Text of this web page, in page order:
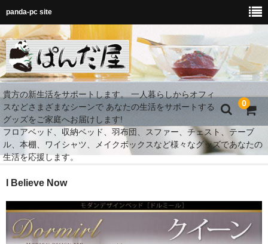
panda-pc site
0
貴方の新生活をサポートします。 一人暮らしからオフィ
スなどさまざまなシーンで あなたの生活をサポートする
グッズをご家庭へお届けします!
フロアベッド、収納ベッド、羽布団、スファー、チェスト、テーブ
ル、本棚、ワイシャツ、メイクボックスなど様々なグッズであなたの
生活を応援します。
MY Room 快適空間
ベッド
I Believe Now